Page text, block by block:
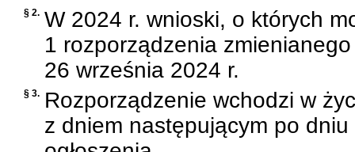
§ 2. W 2024 r. wnioski, o których
1 rozporządzenia
26 września 2024 r.
§ 3. Rozporządzenie wchodzi w
z dniem następującym po dniu